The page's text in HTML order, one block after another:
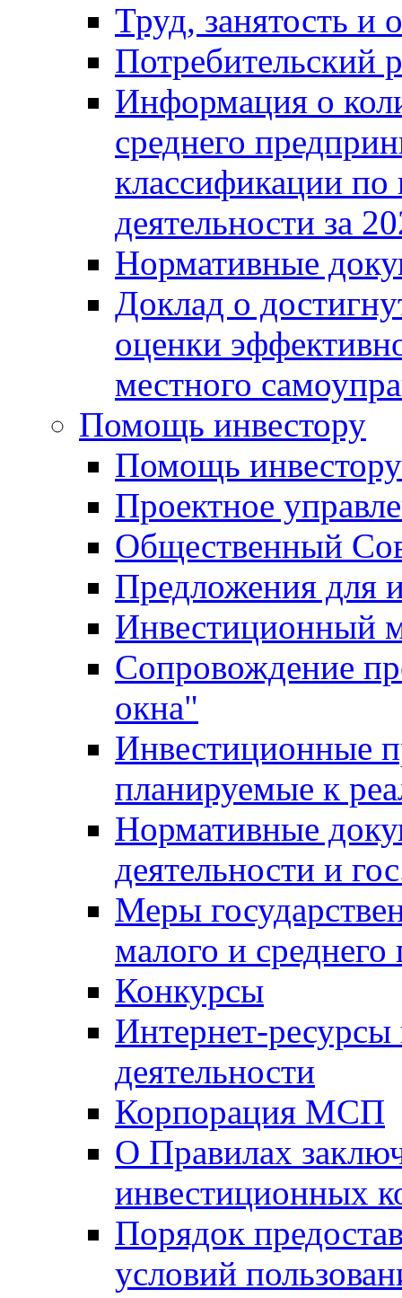
Труд, занятость и
Потребительский
Информация о
среднего
классификации
деятельности за
Нормативные
Доклад о
оценки
местного
Помощь инвестору
Помощь инвестору
Проектное
Общественный
Предложения для
Инвестиционный
Сопровождение
окна"
Инвестиционные
планируемые к
Нормативные
деятельности и
Меры
малого и среднего
Конкурсы
Интернет-
деятельности
Корпорация МСП
О Правилах
инвестиционных
Порядок
условий